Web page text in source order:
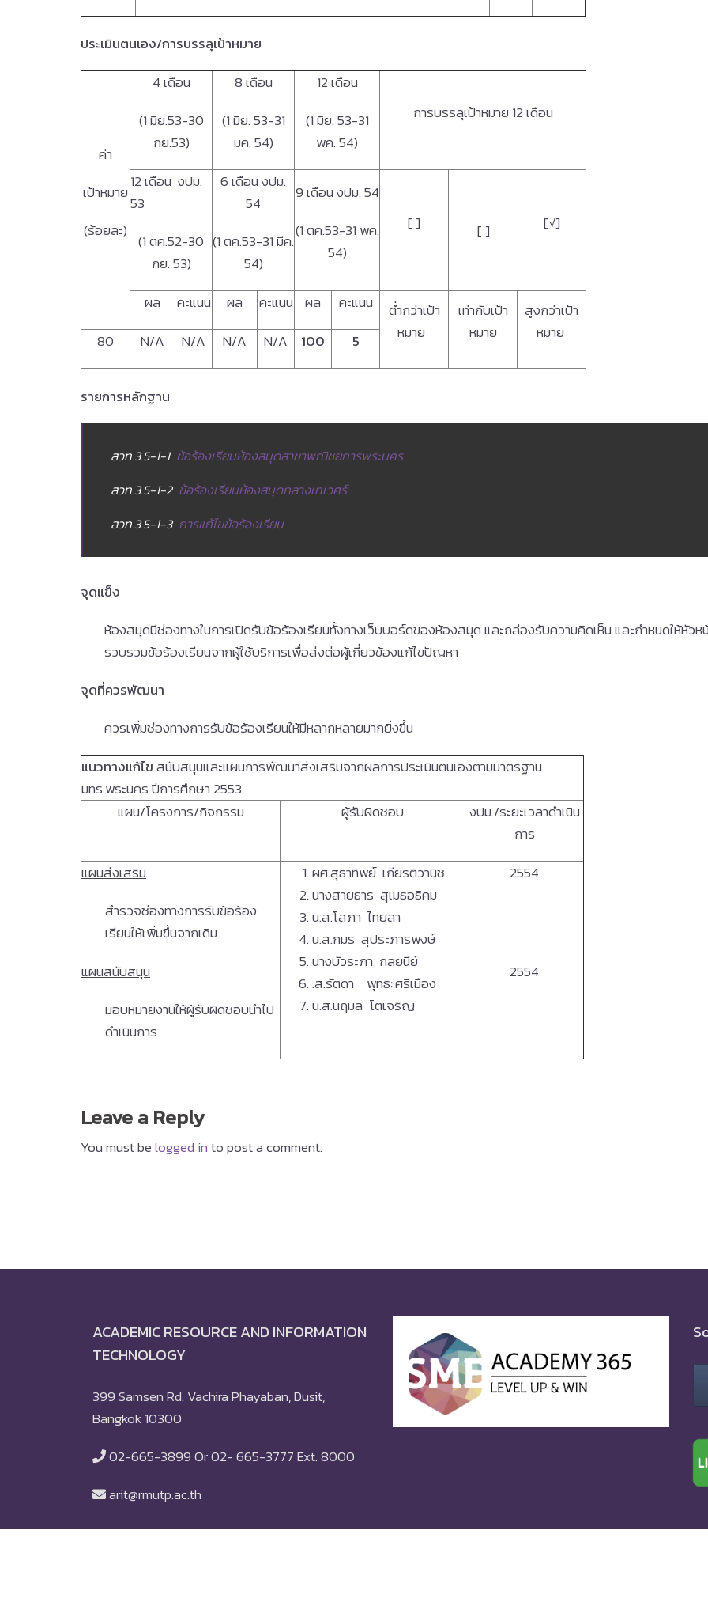
ประเมินตนเอง/การบรรลุเป้าหมาย
ค่า
เป้าหมาย
(ร้อยละ)
4 เดือน
(1 มิย.53-30
กย.53)
8 เดือน
(1 มิย. 53-31
มค. 54)
12 เดือน
(1 มิย. 53-31
พค. 54)
การบรรลุเป้าหมาย 12 เดือน
12 เดือน งปม.
53
(1 ตค.52-30
กย. 53)
6 เดือน งปม.
54
(1 ตค.53-31 มีค.
54)
9 เดือน งปม. 54
(1 ตค.53-31 พค.
54)
[ ] [ ] [√]
ผล คะแนน ผล คะแนน ผล คะแนน
ต่ำกว่าเป้า
หมาย
เท่ากับเป้า
หมาย
สูงกว่าเป้า
หมาย
80 N/A N/A N/A N/A 100 5
รายการหลักฐาน
สวท.3.5-1-1 ข้อร้องเรียนห้องสมุดสาขาพณิชยการพระนคร
สวท.3.5-1-2 ข้อร้องเรียนห้องสมุดกลางเทเวศร์
สวท.3.5-1-3 การแก้ไขข้อร้องเรียน
จุดแข็ง
ห้องสมุดมีช่องทางในการเปิดรับข้อร้องเรียนทั้งทางเว็บบอร์ดของห้องสมุด และกล่องรับความคิดเห็น และกำหนดให้หัว
รวบรวมข้อร้องเรียนจากผู้ใช้บริการเพื่อส่งต่อผู้เกี่ยวข้องแก้ไขปัญหา
จุดที่ควรพัฒนา
ควรเพิ่มช่องทางการรับข้อร้องเรียนให้มีหลากหลายมากยิ่งขึ้น
แนวทางแก้ไขสนับสนุนและแผนการพัฒนาส่งเสริมจากผลการประเมินตนเองตามมาตรฐาน
มทร.พระนคร ปีการศึกษา 2553
แผน/โครงการ/กิจกรรม
ผู้รับผิดชอบ
งปม./ระยะเวลาดำเนิน
การ
แผนส่งเสริม
สำรวจช่องทางการรับข้อร้อง
เรียนให้เพิ่มขึ้นจากเดิม
ผศ.สุธาทิพย์ เกียรติวานิช
นางสายธาร สุเมธอธิคม
น.ส.โสภา ไทยลา
น.ส.กมร สุประภารพงษ์
นางบัวระภา กลยนีย์
.ส.รัตดา พุทธะศรีเมือง
น.ส.นฤมล โตเจริญ
2554
แผนสนับสนุน
มอบหมายงานให้ผู้รับผิดชอบนำไป
ดำเนินการ
2554
Leave a Reply
You must belogged into post a comment.
ACADEMIC RESOURCE AND INFORMATION
TECHNOLOGY
399 Samsen Rd. Vachira Phayaban, Dusit,
Bangkok 10300
02-665-3899 Or 02- 665-3777 Ext. 8000
arit@rmutp.ac.th